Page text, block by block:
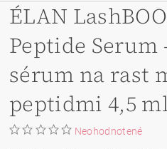
ÉLAN
Peptide Serum
sérum na rast
peptidmi 4,5
Neohodnotené